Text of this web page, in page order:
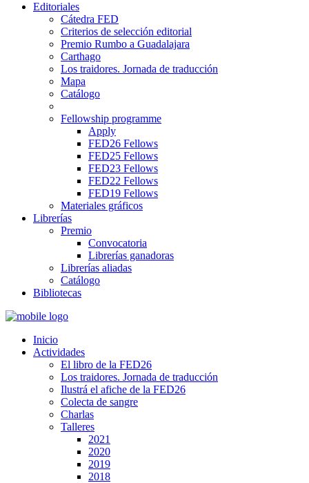
Editoriales
Cátedra FED
Criterios de selección editorial
Premio Rumbo a Guadalajara
Carthago
Los traidores. Jornada de traducción
Mapa
Catálogo
Fellowship programme
Apply
FED26 Fellows
FED25 Fellows
FED23 Fellows
FED22 Fellows
FED19 Fellows
Materiales gráficos
Librerías
Premio
Convocatoria
Librerías ganadoras
Librerías aliadas
Catálogo
Bibliotecas
Inicio
Actividades
El libro de la FED26
Los traidores. Jornada de traducción
Ilustrá el afiche de la FED26
Colecta de sangre
Charlas
Talleres
2021
2020
2019
2018